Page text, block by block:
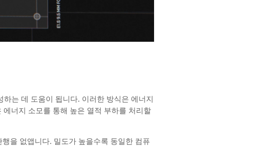
는 데 도움이 됩니다. 이러한 방식은 에너지
너지 소모를 통해 높은 열적 부하를 처리할
을 없앱니다. 밀도가 높을수록 동일한 컴퓨